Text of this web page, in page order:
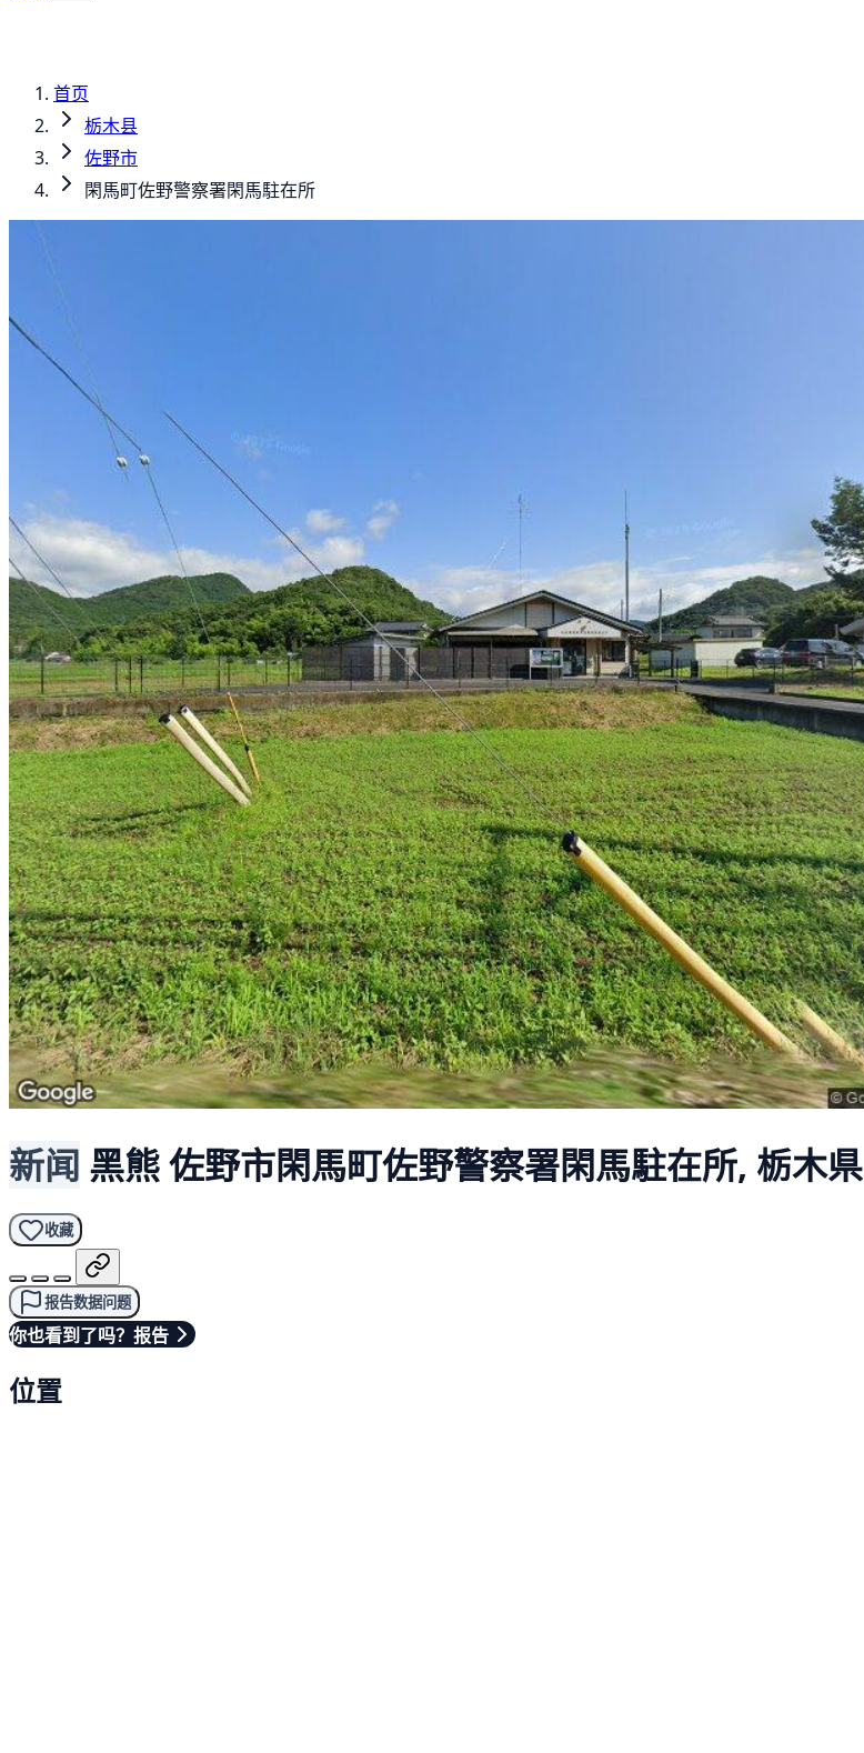
首页
栃木县
佐野市
閑馬町佐野警察署閑馬駐在所
新闻 黑熊佐野市閑馬町佐野警察署閑馬駐在所, 栃木県
收藏
报告数据问题
你也看到了吗？报告
位置